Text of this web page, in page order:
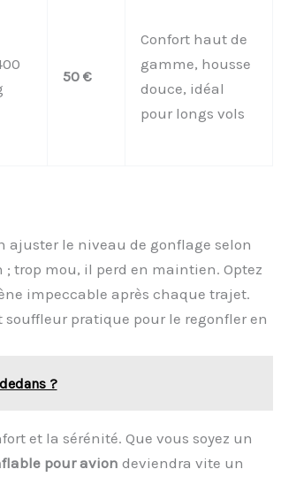
50 €
Confort haut de
gamme, housse
douce, idéal
pour longs vols
ajuster le niveau de gonflage selon
; trop mou, il perd en maintien. Optez
impeccable après chaque trajet.
pratique pour le regonfler en
?
et la sérénité. Que vous soyez un
pour avion deviendra vite un